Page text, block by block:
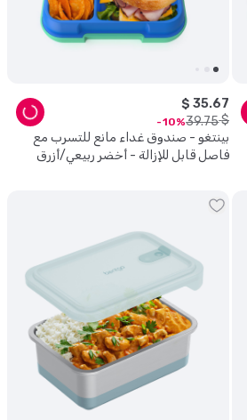
بينتغو - صندوق غداء مانع للتسرب مع
فاصل قابل للإزالة - أخضر ربيعي/أزرق
$ 35.67
$
39.75
10